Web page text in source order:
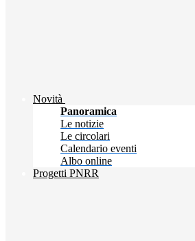
Novità
Panoramica
Le notizie
Le circolari
Calendario eventi
Albo online
Progetti PNRR